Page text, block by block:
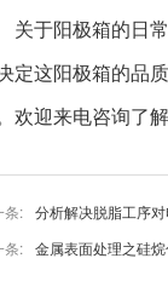
关于阳极箱的日
定这阳极箱的品
欢迎来电咨询了
条: 分析解决脱脂工序
条: 金属表面处理之硅